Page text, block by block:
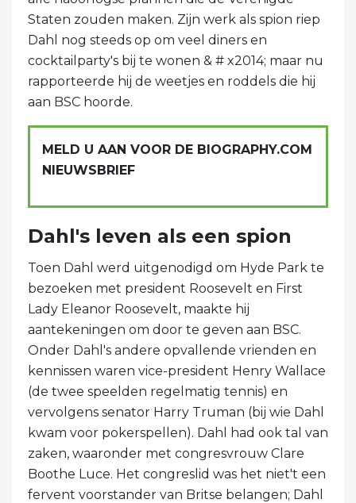
Staten zouden maken. Zijn werk als spion riep
Dahl nog steeds op om veel diners en
cocktailparty's bij te wonen & # x2014; maar nu
rapporteerde hij de weetjes en roddels die hij
aan BSC hoorde.
MELD U AAN VOOR DE BIOGRAPHY.COM
NIEUWSBRIEF
Dahl's leven als een spion
Toen Dahl werd uitgenodigd om Hyde Park te
bezoeken met president Roosevelt en First
Lady Eleanor Roosevelt, maakte hij
aantekeningen om door te geven aan BSC.
Onder Dahl's andere opvallende vrienden en
kennissen waren vice-president Henry Wallace
(de twee speelden regelmatig tennis) en
vervolgens senator Harry Truman (bij wie Dahl
kwam voor pokerspellen). Dahl had ook tal van
zaken, waaronder met congresvrouw Clare
Boothe Luce. Het congreslid was het niet't een
fervent voorstander van Britse belangen; Dahl